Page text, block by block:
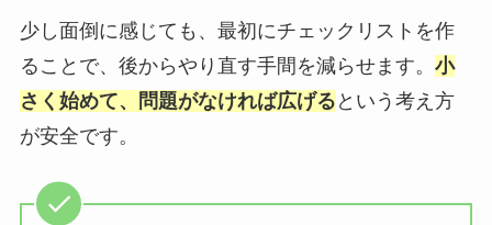
少し面倒に感じても、最初にチェックリストを作
ることで、後からやり直す手間を減らせます。 小
さく始めて、問題がなければ広げる という考え方
が安全です。